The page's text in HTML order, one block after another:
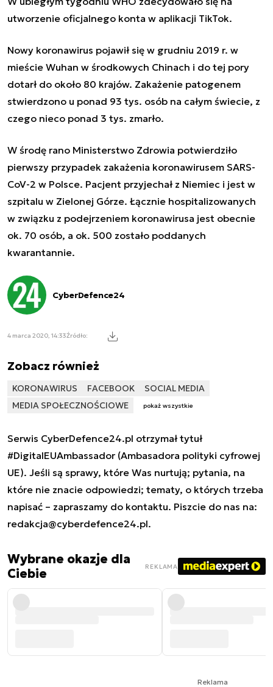
utworzenie oficjalnego konta w aplikacji TikTok.
Nowy koronawirus pojawił się w grudniu 2019 r. w
mieście Wuhan w środkowych Chinach i do tej pory
dotarł do około 80 krajów. Zakażenie patogenem
stwierdzono u ponad 93 tys. osób na całym świecie, z
czego nieco ponad 3 tys. zmarło.
W środę rano Ministerstwo Zdrowia potwierdziło
pierwszy przypadek zakażenia koronawirusem SARS-
CoV-2 w Polsce. Pacjent przyjechał z Niemiec i jest w
szpitalu w Zielonej Górze. Łącznie hospitalizowanych
w związku z podejrzeniem koronawirusa jest obecnie
ok. 70 osób, a ok. 500 zostało poddanych
kwarantannie.
CyberDefence24
4 marca 2020, 14:33Źródło:
Zobacz również
KORONAWIRUS FACEBOOK
SOCIAL MEDIA
MEDIA SPOŁECZNOŚCIOWE
pokaż wszystkie
Serwis CyberDefence24.pl otrzymał tytuł
#DigitalEUAmbassador (Ambasadora polityki cyfrowej
UE). Jeśli są sprawy, które Was nurtują; pytania, na
które nie znacie odpowiedzi; tematy, o których trzeba
napisać – zapraszamy do kontaktu. Piszcie do nas na:
redakcja@cyberdefence24.pl.
Wybrane okazje dla
Ciebie
REKLAMA
Reklama